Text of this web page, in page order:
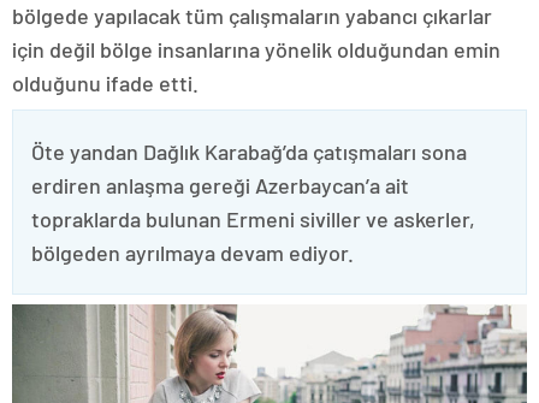
bölgede yapılacak tüm çalışmaların yabancı çıkarlar
için değil bölge insanlarına yönelik olduğundan emin
olduğunu ifade etti.
Öte yandan Dağlık Karabağ’da çatışmaları sona
erdiren anlaşma gereği Azerbaycan’a ait
topraklarda bulunan Ermeni siviller ve askerler,
bölgeden ayrılmaya devam ediyor.